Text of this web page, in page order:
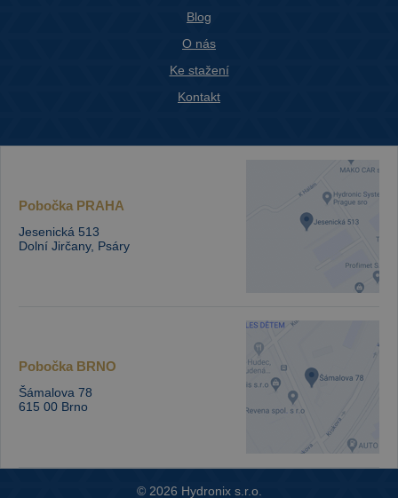
Blog
O nás
Ke stažení
Kontakt
Pobočka PRAHA
Jesenická 513
Dolní Jirčany, Psáry
Pobočka BRNO
Šámalova 78
615 00 Brno
© 2026 Hydronix s.r.o.